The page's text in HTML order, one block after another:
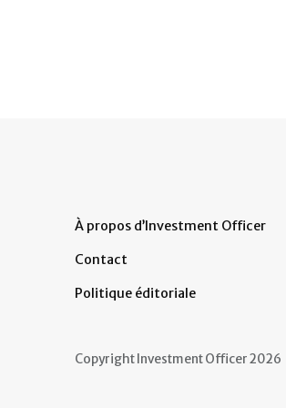
À propos d’Investment Officer
Contact
Politique éditoriale
Copyright Investment Officer 2026